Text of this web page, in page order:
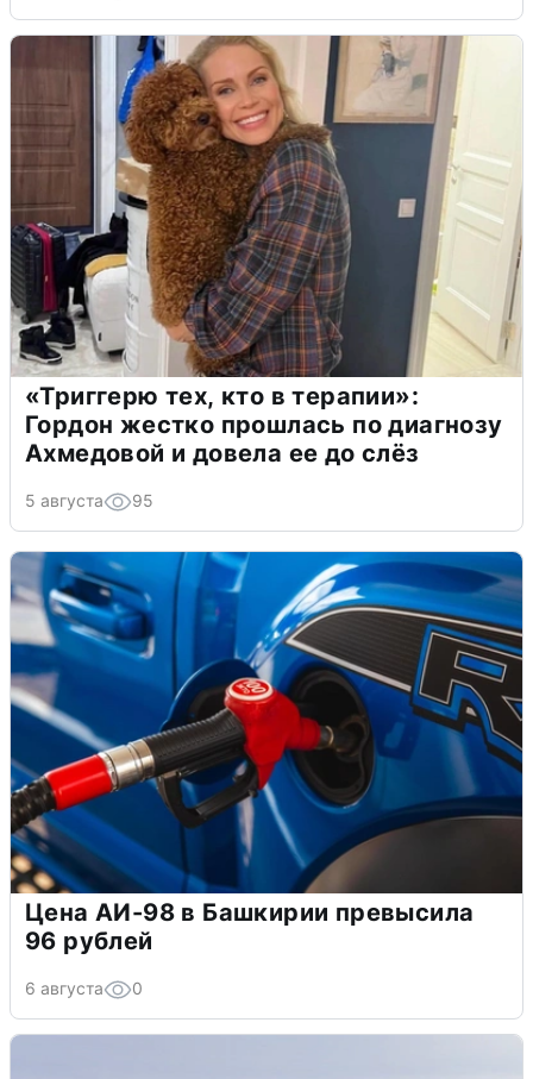
«Триггерю тех, кто в терапии»:
Гордон жестко прошлась по диагнозу
Ахмедовой и довела ее до слёз
5 августа 95
Цена АИ-98 в Башкирии превысила
96 рублей
6 августа 0